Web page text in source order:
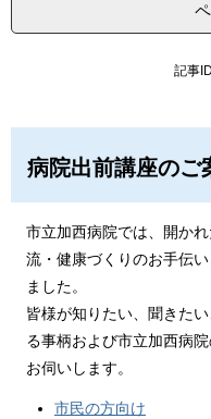
記事
病院出前講座のご
市立加西病院では、開か
流・健康づくりのお手伝
ました。
皆様が知りたい、聞きた
る事柄および市立加西病
お伺いします。
市民の方向け